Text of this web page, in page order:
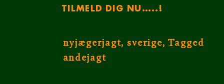
TILMELD DIG NU…..!
nyjægerjagt,sverige,Tagged
andejagt